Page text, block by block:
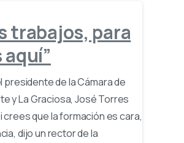
trabajos, para
presidente de la Cámara de
y La Graciosa, José Torres
que la formación es cara,
dijo un rector de la